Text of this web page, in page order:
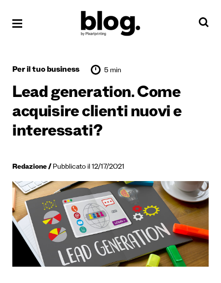
Per il tuo business 5 min
Lead generation. Come
acquisire clienti nuovi e
interessati?
Redazione Pubblicato il 12/17/2021